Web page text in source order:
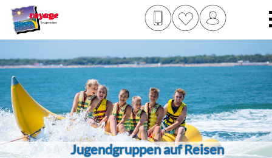
Jugendgruppen auf Reisen